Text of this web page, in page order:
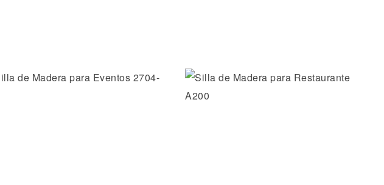
Añadir a la lista de deseos Añadir a la lista de deseos